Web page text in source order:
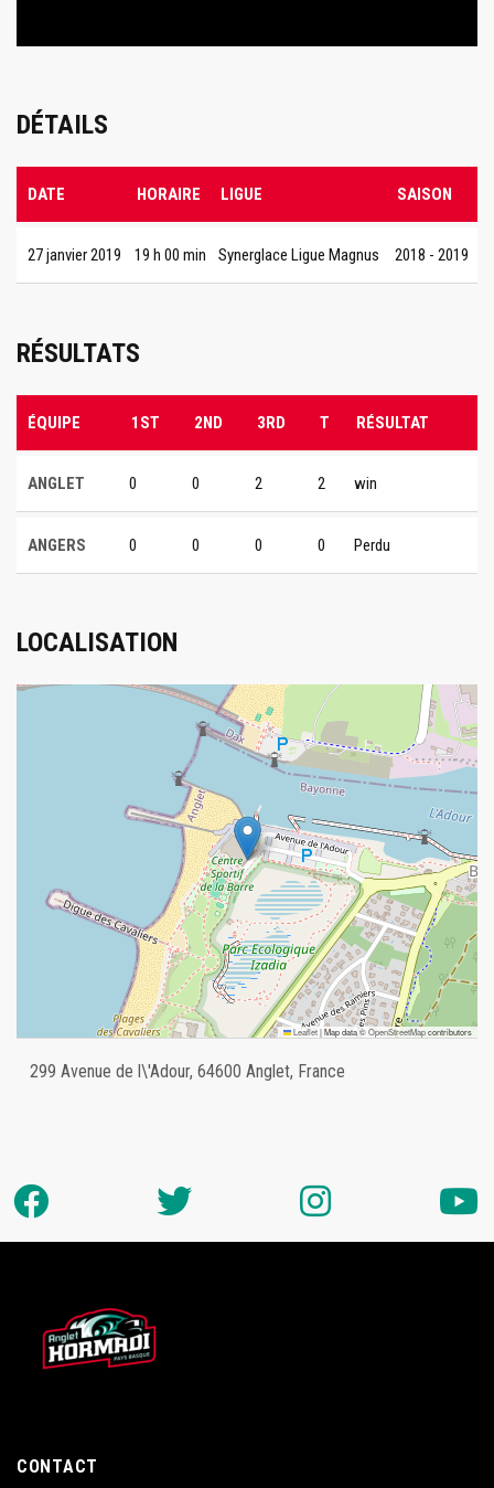
DÉTAILS
DATE HORAIRE LIGUE SAISON
27 janvier 2019 19 h 00 min Synerglace Ligue Magnus 2018 - 2019
RÉSULTATS
ÉQUIPE 1ST 2ND 3RD T RÉSULTAT
ANGLET 0 0 2 2 win
ANGERS 0 0 0 0 Perdu
LOCALISATION
Leaflet|Map data ©OpenStreetMapcontributors
299 Avenue de l\'Adour, 64600 Anglet, France
CONTACT